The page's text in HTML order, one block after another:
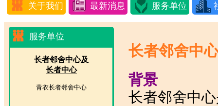
关于我们 最新消息 服务单位
服务单位
长者邻舍中心及
长者中心
青衣长者邻舍中心
长者邻舍中
背景
长者邻舍中